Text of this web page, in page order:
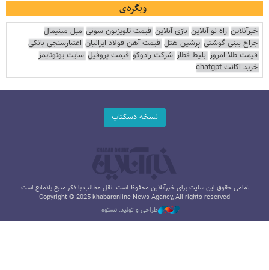
وبگردی
خبرآنلاین راه نو آنلاین بازی آنلاین قیمت تلویزیون سونی مبل مینیمال
جراح بینی گوشتی پرشین هتل قیمت آهن فولاد ایرانیان اعتبارسنجی بانکی
قیمت طلا امروز بلیط قطار شرکت رادوکو قیمت پروفیل سایت یوتوتایمز
خرید اکانت chatgpt
نسخه دسکتاپ
تمامی حقوق این سایت برای خبرآنلاین محفوظ است. نقل مطالب با ذکر منبع بلامانع است.
Copyright © 2025 khabaronline News Agancy, All rights reserved
طراحی و تولید: نستوه